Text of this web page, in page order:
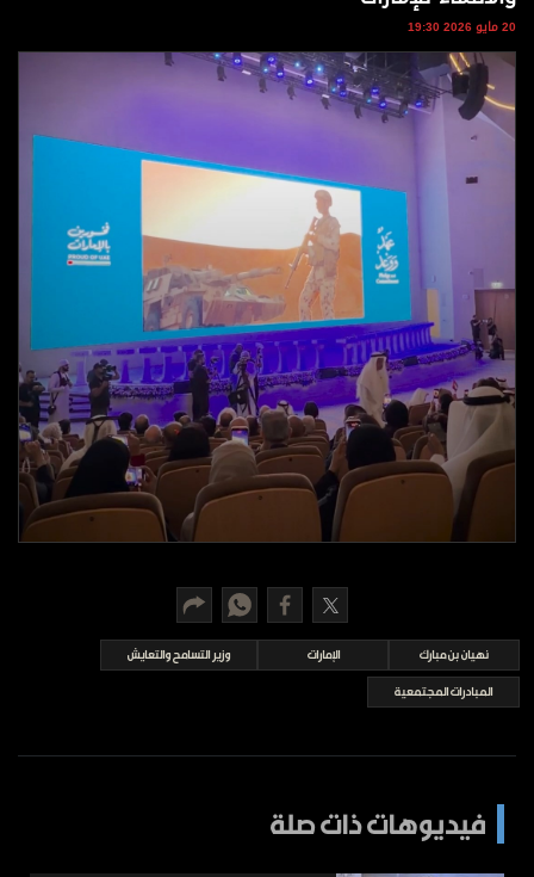
الترفيه
التعليم والمعرفة
الذكاء الاصطناعي
فيديو
بودكاست
إنفوجراف
قصة صورة
كاريكتير
برامج
مواقيت الصلاة
20 مايو 2026 19:30
نهيان بن مبارك الإمارات وزير التسامح والتعايش
المبادرات المجتمعية
فيديوهات ذات صلة